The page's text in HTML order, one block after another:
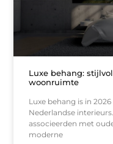
Luxe behang:
woonruimte
Luxe behang is in
Nederlandse
associeerden met
moderne